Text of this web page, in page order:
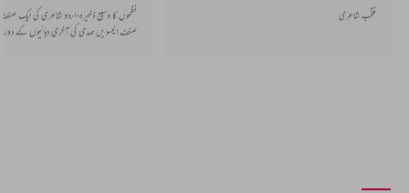
منتخب شاعری
نظموں کا وسیع ذخیرہ-اردو شاعری کی ایک
صنف انیسویں صدی کی آخری دہائیوں کے